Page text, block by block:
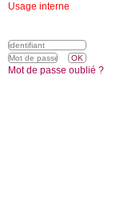
Usage interne
Mot de passe oublié ?